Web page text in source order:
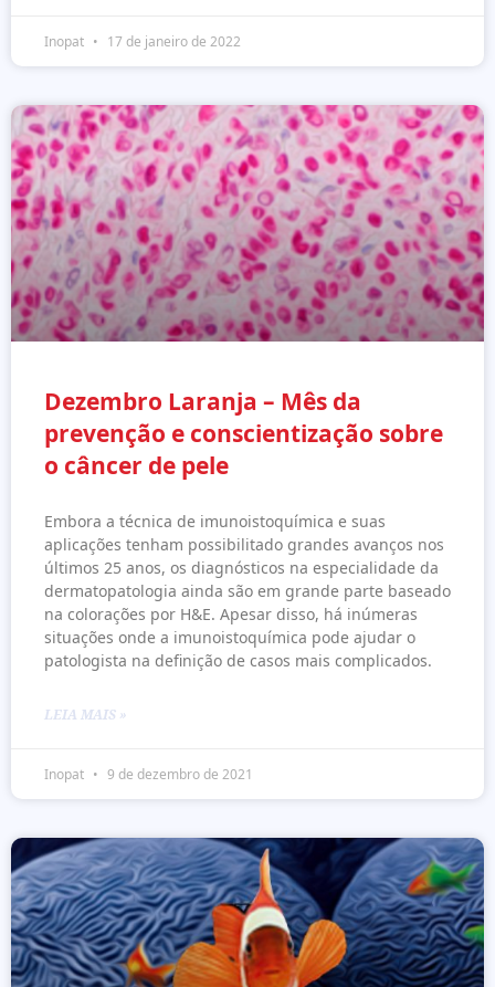
Inopat 17 de janeiro de 2022
Dezembro Laranja – Mês da
prevenção e conscientização sobre
o câncer de pele
Embora a técnica de imunoistoquímica e suas
aplicações tenham possibilitado grandes avanços nos
últimos 25 anos, os diagnósticos na especialidade da
dermatopatologia ainda são em grande parte baseado
na colorações por H&E. Apesar disso, há inúmeras
situações onde a imunoistoquímica pode ajudar o
patologista na definição de casos mais complicados.
LEIA MAIS »
Inopat 9 de dezembro de 2021